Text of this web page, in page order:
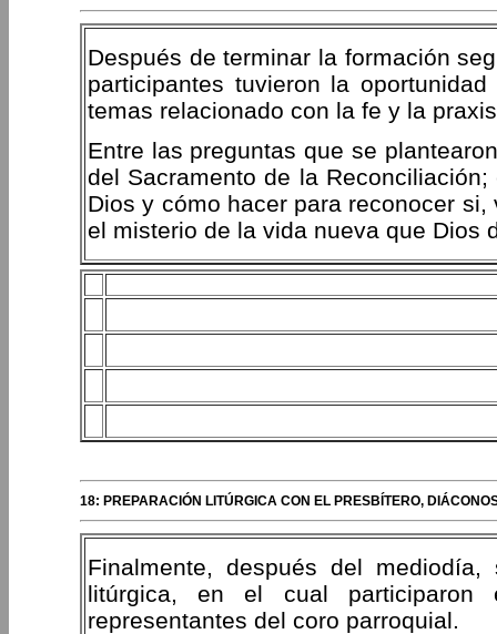
Después de terminar la formación
participantes tuvieron la
temas relacionado con la fe y la
Entre las preguntas que se
del Sacramento de la
Dios y cómo hacer para reconocer
el misterio de la vida nueva que Dios
18: PREPARACIÓN LITÚRGICA CON EL PRESBÍTERO,
Finalmente, después del
litúrgica, en el cual
representantes del coro parroquial.